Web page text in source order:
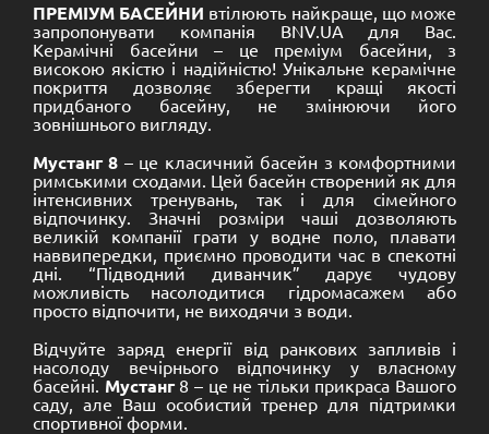
ПРЕМІУМ БАСЕЙНИ втілюють найкраще, що може
запропонувати компанія BNV.UA для Вас.
Керамічні басейни – це преміум басейни, з
високою якістю і надійністю! Унікальне керамічне
покриття дозволяє зберегти кращі якості
придбаного басейну, не змінюючи його
зовнішнього вигляду.
Мустанг 8 – це класичний басейн з комфортними
римськими сходами. Цей басейн створений як для
інтенсивних тренувань, так і для сімейного
відпочинку. Значні розміри чаші дозволяють
великій компанії грати у водне поло, плавати
наввипередки, приємно проводити час в спекотні
дні. “Підводний диванчик” дарує чудову
можливість насолодитися гідромасажем або
просто відпочити, не виходячи з води.
Відчуйте заряд енергії від ранкових запливів і
насолоду вечірнього відпочинку у власному
басейні.Мустанг8 – це не тільки прикраса Вашого
саду, але Ваш особистий тренер для підтримки
спортивної форми.